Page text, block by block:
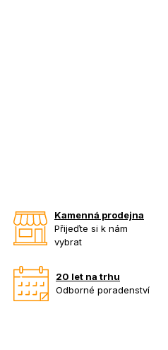
Kamenná prodejna
Přijeďte si k nám
vybrat
20 let na trhu
Odborné poradenství